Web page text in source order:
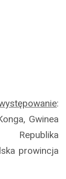
:
Gwinea
Republika
prowincja